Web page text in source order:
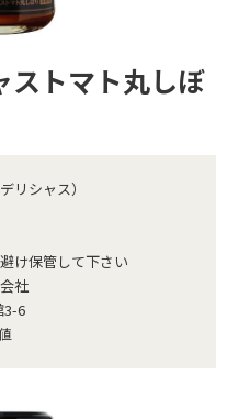
ストマト丸しぼ
リシャス）
け保管して下さい
社
3-6